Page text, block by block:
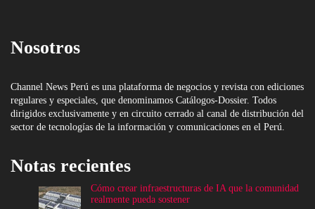
Nosotros
Channel News Perú es una plataforma de negocios y revista con ediciones
regulares y especiales, que denominamos Catálogos-Dossier. Todos
dirigidos exclusivamente y en circuito cerrado al canal de distribución del
sector de tecnologías de la información y comunicaciones en el Perú.
Notas recientes
Cómo crear infraestructuras de IA que la comunidad
realmente pueda sostener